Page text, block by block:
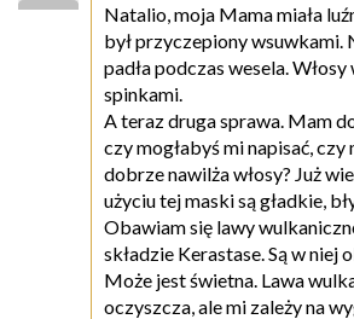
Natalio, moja Mama miała
był przyczepiony
padła podczas wesela.
spinkami.
A teraz druga sprawa. Mam
czy mogłabyś mi napisać, czy
dobrze nawilża włosy? Już
użyciu tej maski są gładkie,
Obawiam się lawy
składzie Kerastase. Są w niej
Może jest świetna. Lawa
oczyszcza, ale mi zależy na